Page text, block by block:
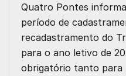
Quatro Pontes
período de
recadastramento do
para o ano letivo de
obrigatório tanto para